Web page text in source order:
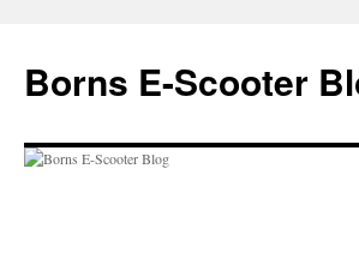
springen
Borns E-Scooter